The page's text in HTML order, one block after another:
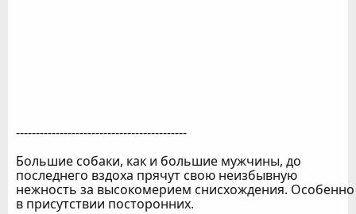
-------------------------------------------
Большие собаки, как и большие мужчины, до
последнего вздоха прячут свою неизбывную
нежность за высокомерием снисхождения. Особенно
в присутствии посторонних.